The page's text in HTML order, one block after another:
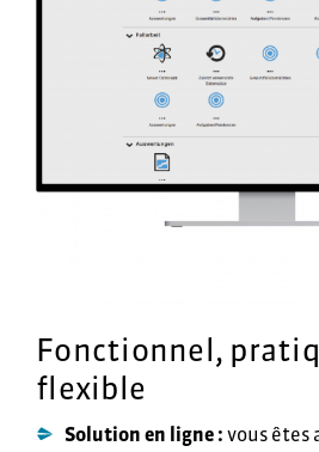
Fonctionnel,
flexible
Solution en ligne : vous êtes